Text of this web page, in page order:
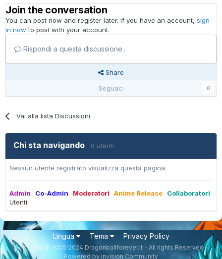
Join the conversation
You can post now and register later. If you have an account, sign
in now to post with your account.
Rispondi a questa discussione...
Share
Seguaci
0
Vai alla lista Discussioni
Chi sta navigando 0 utenti
Nessun utente registrato visualizza questa pagina.
Admin Co-Admin Moderatori Anime Release
Collaboratori
Utenti
Lingua Tema Privacy Policy
Copyright © 2005/2024 Dragonballforever.it - All rights Reserved -
Powered by Invision Community